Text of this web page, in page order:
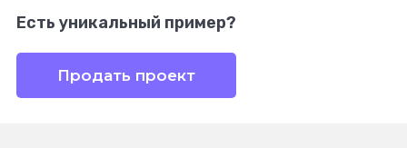
Есть уникальный пример?
Продать проект